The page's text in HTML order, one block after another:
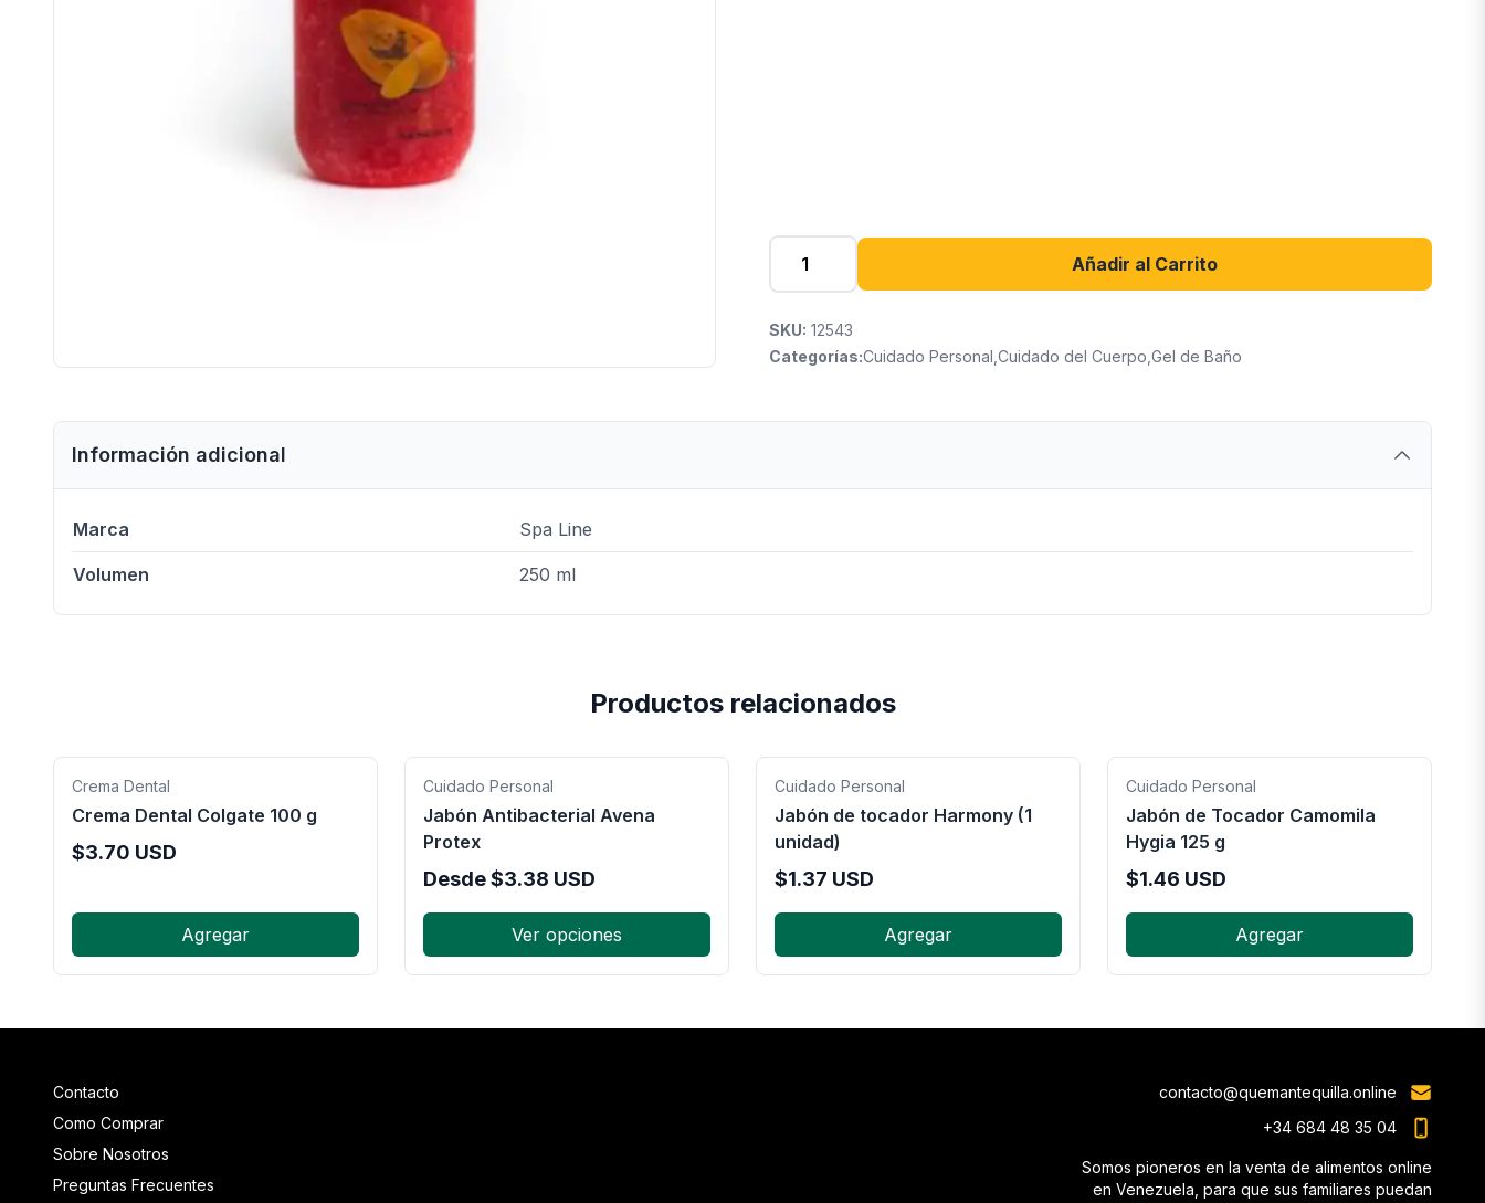
Añadir al Carrito
SKU: 12543
Categorías:Cuidado Personal Cuidado del Cuerpo Gel de Baño
Información adicional
Marca Spa Line
Volumen 250 ml
Productos relacionados
Crema Dental
Crema Dental Colgate 100 g
$3.70 USD
Agregar
Cuidado Personal
Jabón Antibacterial Avena
Protex
Desde$3.38 USD
Ver opciones
Cuidado Personal
Jabón de tocador Harmony (1
unidad)
$1.37 USD
Agregar
Cuidado Personal
Jabón de Tocador Camomila
Hygia 125 g
$1.46 USD
Agregar
Contacto
Como Comprar
Sobre Nosotros
Preguntas Frecuentes
contacto@quemantequilla.online
+34 684 48 35 04
Somos pioneros en la venta de alimentos online
en Venezuela, para que sus familiares puedan